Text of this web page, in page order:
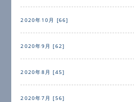
2020年10月 [66]
2020年9月 [62]
2020年8月 [45]
2020年7月 [56]